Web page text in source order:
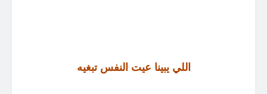
اللي يبينا عيت النفس تبغيه